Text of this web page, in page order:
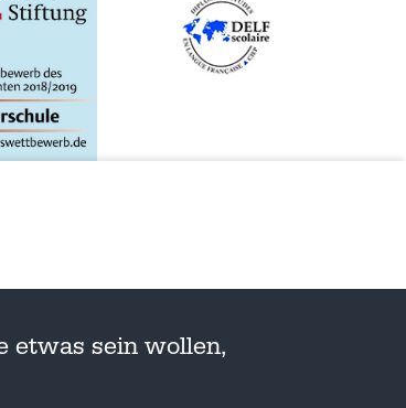
etwas sein wollen,